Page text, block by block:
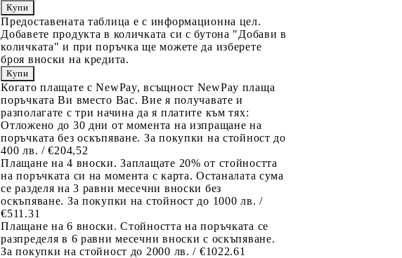
Предоставената таблица е с информационна цел.
Добавете продукта в количката си с бутона "Добави в
количката" и при поръчка ще можете да изберете
броя вноски на кредита.
Когато плащате с NewPay, всъщност NewPay плаща
поръчката Ви вместо Вас. Вие я получавате и
разполагате с три начина да я платите към тях:
Отложено до 30 дни от момента на изпращане на
поръчката без оскъпяване. За покупки на стойност до
400 лв. / €204,52
Плащане на 4 вноски. Заплащате 20% от стойността
на поръчката си на момента с карта. Останалата сума
се разделя на 3 равни месечни вноски без
оскъпяване. За покупки на стойност до 1000 лв. /
€511.31
Плащане на 6 вноски. Стойността на поръчката се
разпределя в 6 равни месечни вноски с оскъпяване.
За покупки на стойност до 2000 лв. / €1022.61